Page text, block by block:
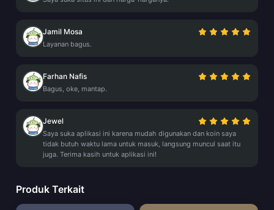
Jamil Mosa
Layanan bagus.
Farhan Nafis
Bagus, oke, mantap.
Jewel
Saya suka aplikasi ini karena mudah digunakan dan koin saya
tidak butuh waktu lama untuk masuk, langsung muncul saat itu
juga. Terima kasih untuk aplikasi ini!
Produk Terkait